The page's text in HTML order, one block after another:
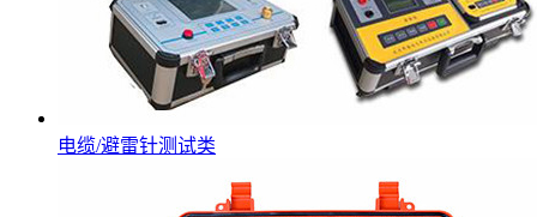
电缆/避雷针测试类